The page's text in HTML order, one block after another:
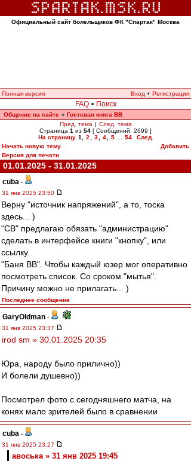
Официальный сайт болельщиков ФК "Спартак" Москва
Полная версия Вход • Регистрация
FAQ • Поиск
Общение на сайте » Гостевая книга ВВ
Пред. тема | След. тема
Страница 1 из 54 [ Сообщений: 2699 ]
На страницу 1 2 3 4 5 54
След.
Начать новую тему
Добавить
Версия для печати
01.01.2025 - 31.01.2025
cuba -
31 янв 2025 23:50
Верну "источник напряжений", а то, тоска
здесь... )
"СВ" предлагаю обязать "администрацию"
сделать в интерфейсе книги "кнопку", или
ссылку.
"Баня ВВ". Чтобы каждый юзер мог оперативно
посмотреть список. Со сроком "мытья".
Причину можно не прилагать... )
Последнее сообщение
GaryOldman -
31 янв 2025 23:37
irod sm » 30.01.2025 20:35
Юра, народу было прилично))
И болели душевно))
Посмотрел фото с сегодняшнего матча, на
конях мало зрителей было в сравнении
cuba -
31 янв 2025 23:27
авоська » 31 янв 2025 19:45